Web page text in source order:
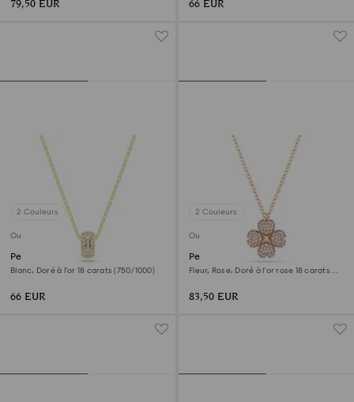
79,50 EUR 66 EUR
2 Couleurs
Outlet
Pendentif Dextera
Blanc, Doré à l’or 18 carats (750/1000)
66 EUR
2 Couleurs
Outlet
Pendentif Latisha
Fleur, Rose, Doré à l’or rose 18 carats
83,50 EUR